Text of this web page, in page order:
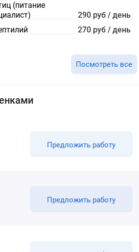
(питание
290 руб / день
270 руб / день
Посмотреть все
Предложить работу
Предложить работу